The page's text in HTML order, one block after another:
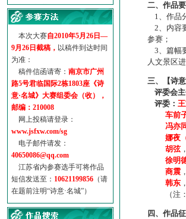
·【诗意·名城】地铁展示作...
诗意名城·地铁时间
地铁完美呈现【诗意·名城...
参赛作品多达5000多首
“诗意·名城”晒诗会
特别通知--致广大诗词爱好...
本次大赛自2010年5月26日—
9月26日截稿， 以稿件到达时间
为准：
稿件信函请寄： 南京市广州
路5号君临国际2栋1803座《诗
意·名城》大赛组委会（收），
邮编：210008
网上投稿请登录：
www.jsfxw.com/sg
电子邮件请发：
40650086@qq.com
江苏省内参赛选手可将作品
短信发送至： 10621199856 （请
在题前注明“诗意·名城”）
二、作品
1、作品
2、内容
参赛；
3、篇幅
人文景区
三、【诗
评委会主
评委：
车前
冯亦
娜夜
胡弦
徐明
商震
韩东
（注：
四、作品